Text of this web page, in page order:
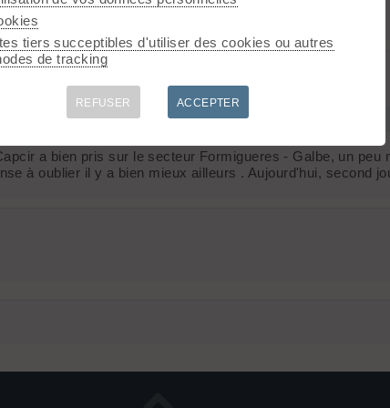
a bien pris sur le secteur Formigueres - Galbe, un
à oublier il y a bien mieux ailleurs . Aujourd'hui, second
tiers succeptibles d'utiliser des cookies ou autres
de tracking
REFUSER ACCEPTER